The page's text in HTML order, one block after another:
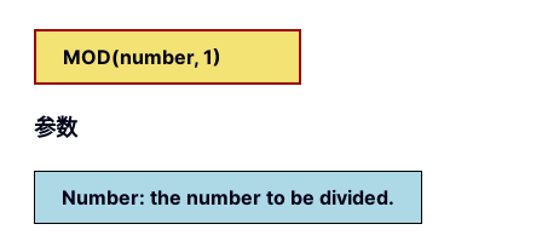
MOD(number, 1)
参数
Number: the number to be divided.